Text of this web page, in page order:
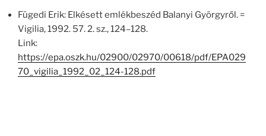
Fügedi Erik: Elkésett emlékbeszéd Balanyi Györgyről. =
Vigilia, 1992. 57. 2. sz., 124–128.
Link:
https://epa.oszk.hu/02900/02970/00618/pdf/EPA029
70_vigilia_1992_02_124-128.pdf